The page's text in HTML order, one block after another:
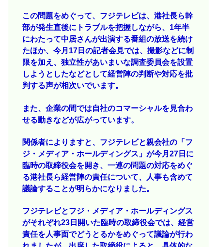
この問題をめぐって、フジテレビは、港社長ら幹
部が発生直後にトラブルを把握しながら、1年半
にわたって中居さんが出演する番組の放送を続け
たほか、今月17日の記者会見では、撮影などに制
限を加え、独立性があいまいな調査委員会を設置
しようとしたなどとして経営陣の判断や対応を批
判する声が相次いでいます。
また、企業の間では自社のコマーシャルを見合わ
せる動きなどが広がっています。
関係者によりますと、フジテレビと親会社の「フ
ジ・メディア・ホールディングス」が今月27日に
臨時の取締役会を開き、一連の問題の対応をめぐ
る港社長ら経営陣の責任について、人事も含めて
議論することが明らかになりました。
フジテレビとフジ・メディア・ホールディングス
がそれぞれ23日開いた臨時の取締役会では、経営
責任を人事面でどうとるかをめぐって議論が行わ